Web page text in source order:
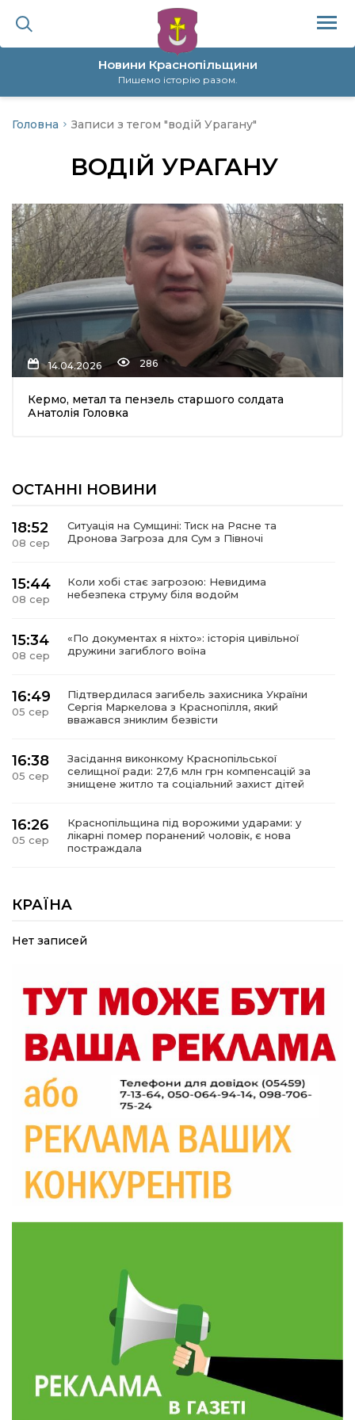
Новини Краснопільщини
Пишемо історію разом.
політика
Головна Записи з тегом "водій Урагану"
ВОДІЙ УРАГАНУ
14.04.2026 286
Кермо, метал та пензель старшого солдата
Анатолія Головка
ОСТАННІ НОВИНИ
18:52
08 сер
Ситуація на Сумщині: Тиск на Рясне та
Дронова Загроза для Сум з Півночі
15:44
08 сер
Коли хобі стає загрозою: Невидима
небезпека струму біля водойм
15:34
08 сер
«По документах я ніхто»: історія цивільної
дружини загиблого воїна
16:49
05 сер
Підтвердилася загибель захисника України
Сергія Маркелова з Краснопілля, який
вважався зниклим безвісти
16:38
05 сер
Засідання виконкому Краснопільської
селищної ради: 27,6 млн грн компенсацій за
знищене житло та соціальний захист дітей
16:26
05 сер
Краснопільщина під ворожими ударами: у
лікарні помер поранений чоловік, є нова
постраждала
05 сер
можуть врятувати життя під час обстрілу
09:26
Що робити, якщо в нотаріальному документі
18:39
04 сер
«КОЛО НЕЗЛАМНИХ»: як діти та ветерани
разом створюють унікальний телепроєкт
09:52
Родина Степаненків: від квітучого
30 лип
Пишіть листи самому собі, або як уникнути
маніпуляційбез конфліктів
19:29
30 лип
«Все закінчиться, приїду й одружуся…»: Пам’яті
26-річного Захисника Богдана Ємця (ВІДЕО)
20:06
Паливо по 100 грн та ризик дефіциту: чому в
Житлові сертифікати, підготовка до зими та
підтримка ВПО: підсумки засідання виконкому
Краснопільської селищної ради
Валентина Масалітіна: «Нас тримає віра в
Перемогу і повернення додому»
Знову біль… Знову втрата… На щиті
повертається захисник України Богдан Ємець
КРАЇНА
Нет записей